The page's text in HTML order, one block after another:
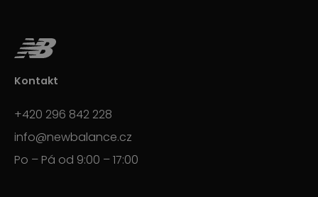
Kontakt
+420 296 842 228
info@newbalance.cz
Po – Pá od 9:00 – 17:00